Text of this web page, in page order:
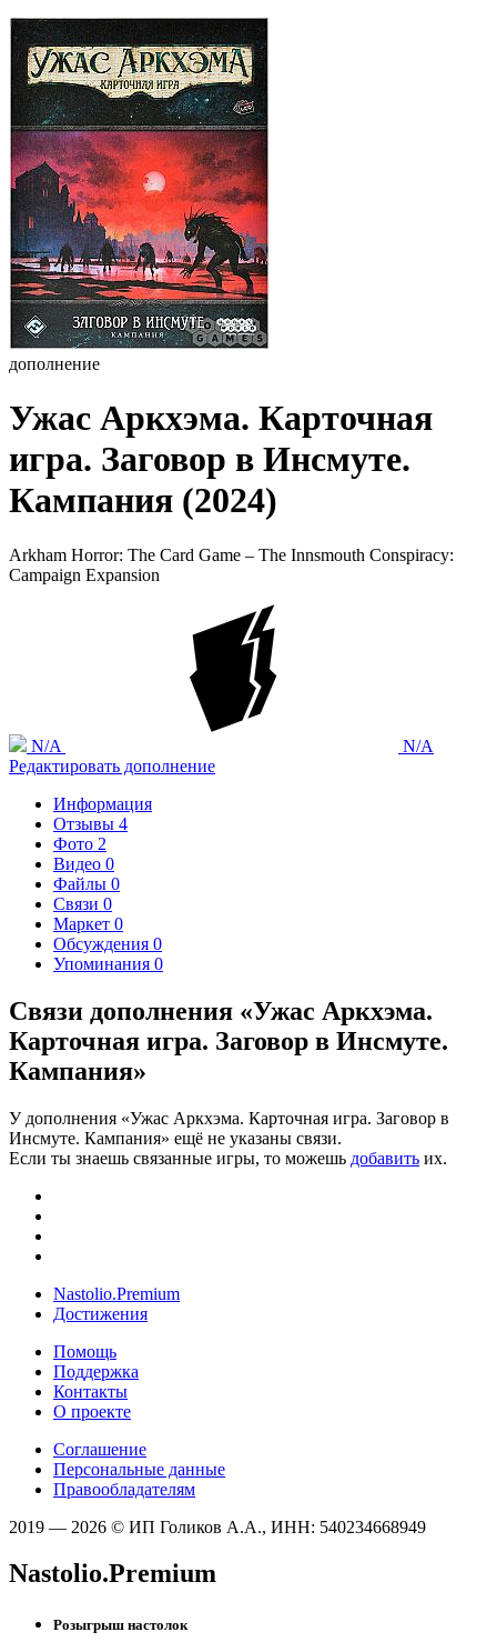
дополнение
Ужас Аркхэма. Карточная
игра. Заговор в Инсмуте.
Кампания (2024)
Arkham Horror: The Card Game – The Innsmouth Conspiracy:
Campaign Expansion
N/A
N/A
Редактировать дополнение
Информация
Отзывы 4
Фото 2
Видео 0
Файлы 0
Связи 0
Маркет 0
Обсуждения 0
Упоминания 0
Связи дополнения «Ужас Аркхэма.
Карточная игра. Заговор в Инсмуте.
Кампания»
У дополнения «Ужас Аркхэма. Карточная игра. Заговор в
Инсмуте. Кампания» ещё не указаны связи.
Если ты знаешь связанные игры, то можешь добавить их.
Nastolio.Premium
Достижения
Помощь
Поддержка
Контакты
О проекте
Соглашение
Персональные данные
Правообладателям
2019 — 2026 © ИП Голиков А.А., ИНН: 540234668949
Nastolio.Premium
Розыгрыш настолок